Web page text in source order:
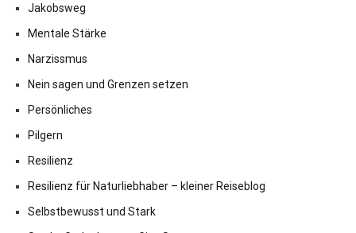
Jakobsweg
Mentale Stärke
Narzissmus
Nein sagen und Grenzen setzen
Persönliches
Pilgern
Resilienz
Resilienz für Naturliebhaber – kleiner Reiseblog
Selbstbewusst und Stark